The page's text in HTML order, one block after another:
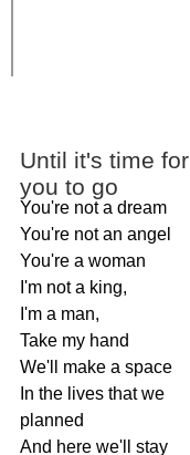
Until it's time for
you to go
You're not a dream
You're not an angel
You're a woman
I'm not a king,
I'm a man,
Take my hand
We'll
make a space
In the lives that we
planned
And here we'll
stay